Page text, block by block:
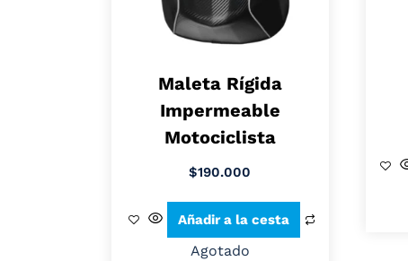
Maleta Rígida
Impermeable
Motociclista
$190.000
Añadir a la cesta
Agotado